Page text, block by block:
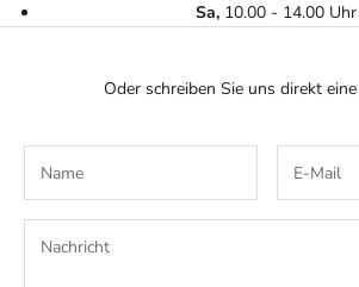
Sa,10.00 - 14.00 Uhr
Oder schreiben Sie uns direkt